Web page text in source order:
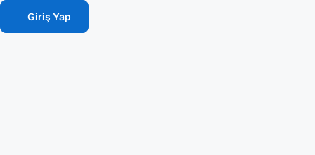
Giriş Yap